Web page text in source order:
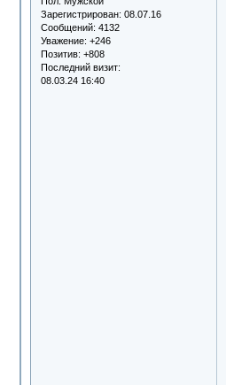
Зарегистрирован: 08.07.16
Сообщений: 4132
Уважение: +246
Позитив: +808
Последний визит:
08.03.24 16:40